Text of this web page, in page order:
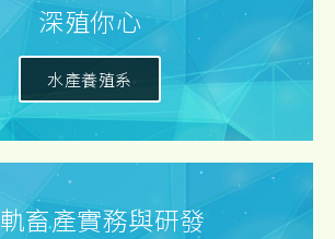
深殖你心
水產養殖系
畜產實務與研發